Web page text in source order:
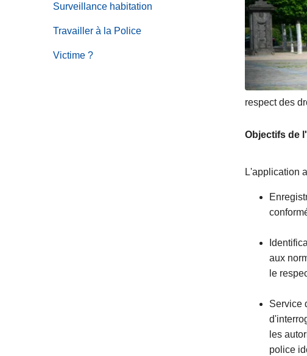
Surveillance habitation
Travailler à la Police
Victime ?
respect des
Objectifs de
L'application
aux
le
Service
les
police